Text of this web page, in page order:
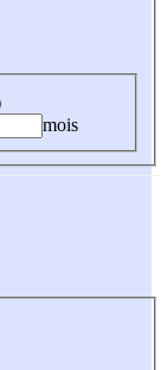
mois